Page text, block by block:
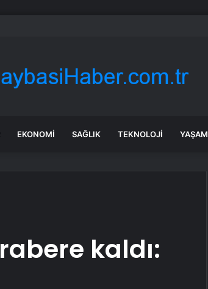
Ukrayna Başbakanı’na tebrik mesajı
EKONOMI SAĞLIK TEKNOLOJI YAŞAM
kaldı: